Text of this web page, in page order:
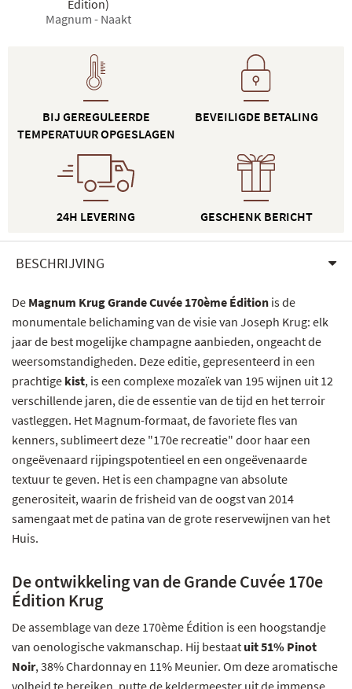
Édition)
Magnum - Naakt
BIJ GEREGULEERDE
TEMPERATUUR OPGESLAGEN
24H LEVERING
BEVEILIGDE BETALING
GESCHENK BERICHT
BESCHRIJVING
De Magnum Krug Grande Cuvée 170ème Édition is de
monumentale belichaming van de visie van Joseph Krug: elk
jaar de best mogelijke champagne aanbieden, ongeacht de
weersomstandigheden. Deze editie, gepresenteerd in een
prachtige kist, is een complexe mozaïek van 195 wijnen uit 12
verschillende jaren, die de essentie van de tijd en het terroir
vastleggen. Het Magnum-formaat, de favoriete fles van
kenners, sublimeert deze "170e recreatie" door haar een
ongeëvenaard rijpingspotentieel en een ongeëvenaarde
textuur te geven. Het is een champagne van absolute
generositeit, waarin de frisheid van de oogst van 2014
samengaat met de patina van de grote reservewijnen van het
Huis.
De ontwikkeling van de Grande Cuvée 170e
Édition Krug
De assemblage van deze 170ème Édition is een hoogstandje
van oenologische vakmanschap. Hij bestaat uit 51% Pinot
Noir, 38% Chardonnay en 11% Meunier. Om deze aromatische